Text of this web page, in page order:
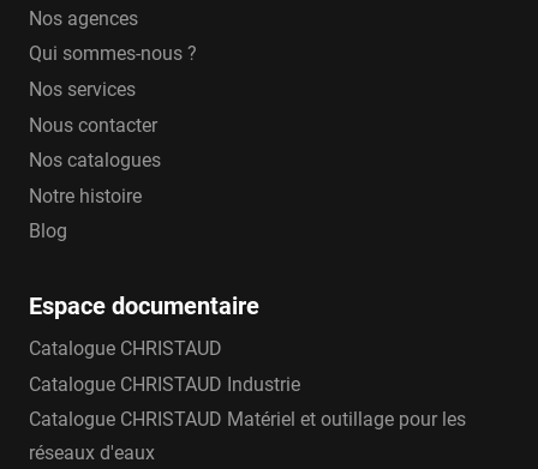
Nos agences
Qui sommes-nous ?
Nos services
Nous contacter
Nos catalogues
Notre histoire
Blog
Espace documentaire
Catalogue CHRISTAUD
Catalogue CHRISTAUD Industrie
Catalogue CHRISTAUD Matériel et outillage pour les
réseaux d'eaux